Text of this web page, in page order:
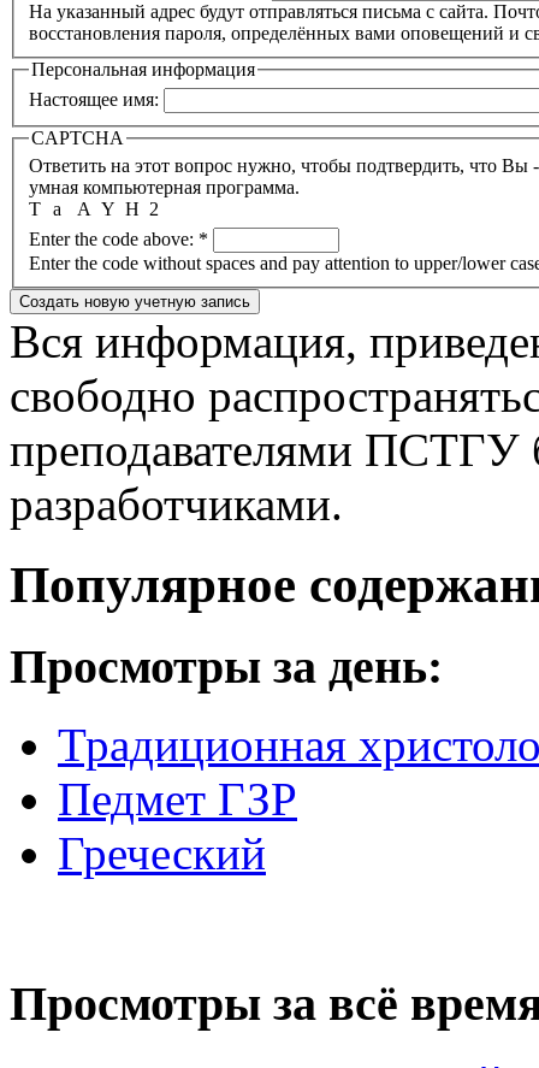
На указанный адрес будут отправляться письма с сайта.
восстановления пароля, определённых вами оповещений и
Персональная информация
Настоящее имя:
CAPTCHA
Ответить на этот вопрос нужно, чтобы подтвердить, что
умная компьютерная программа.
2
a
T H
A Y
Enter the code above: *
Enter the code without spaces and pay attention to upper/lower
Вся информация,
свободно
преподавателями ПСТГУ
разработчиками.
Популярное
Просмотры за день:
Традиционная
Педмет ГЗР
Греческий
Просмотры за всё